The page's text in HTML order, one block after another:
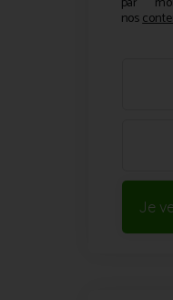
nos
Je